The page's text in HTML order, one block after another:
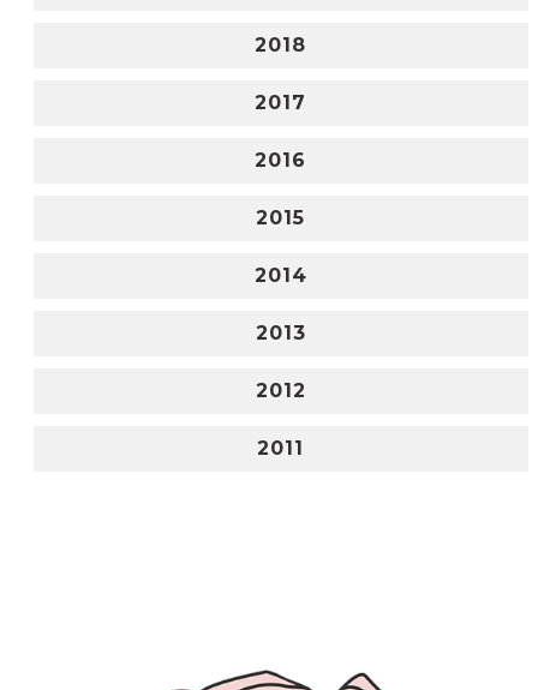
2018
2017
2016
2015
2014
2013
2012
2011